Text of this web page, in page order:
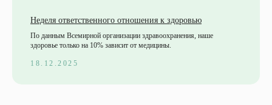
Неделя ответственного отношения к здоровью
По данным Всемирной организации здравоохранения, наше
здоровье только на 10% зависит от медицины.
18.12.2025